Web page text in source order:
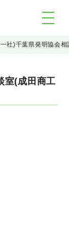
社)千葉県発明協会
室(成田商工